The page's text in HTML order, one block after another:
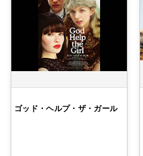
ゴッド・ヘルプ・ザ・ガール